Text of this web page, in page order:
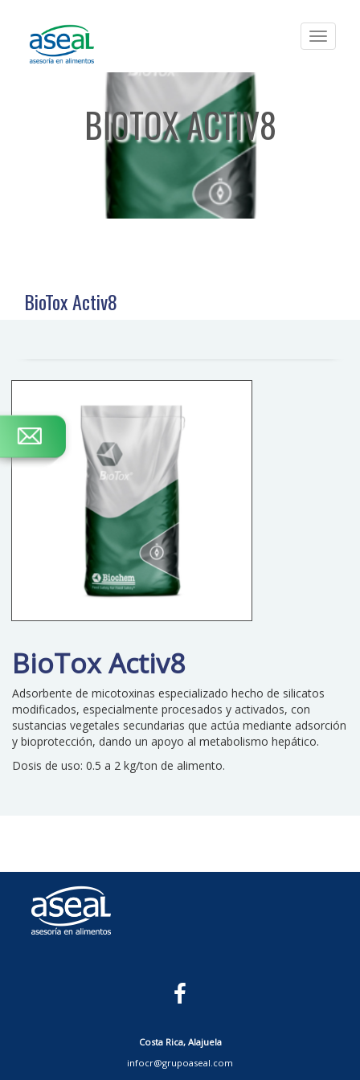
Toggle
BIOTOX ACTIV8
BioTox Activ8
BioTox Activ8
Adsorbente de micotoxinas especializado hecho de silicatos
modificados, especialmente procesados y activados, con
sustancias vegetales secundarias que actúa mediante adsorción
y bioprotección, dando un apoyo al metabolismo hepático.
Dosis de uso: 0.5 a 2 kg/ton de alimento.
Costa Rica, Alajuela
infocr@grupoaseal.com